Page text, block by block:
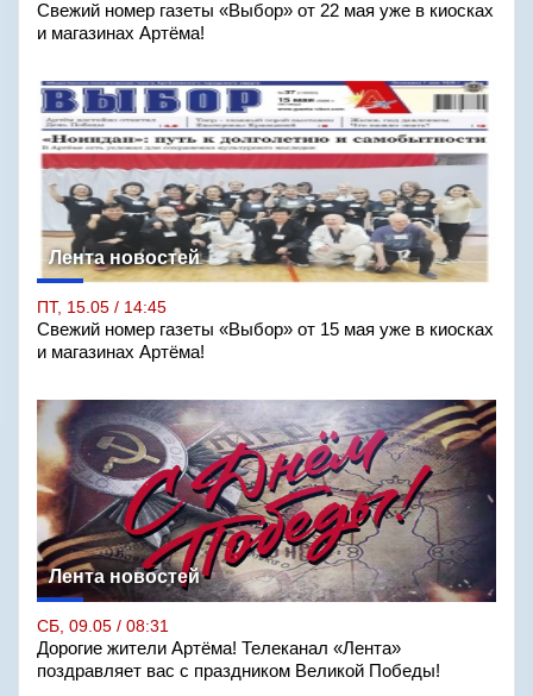
Свежий номер газеты «Выбор» от 22 мая уже в киосках
и магазинах Артёма!
Лента новостей
ПТ, 15.05 / 14:45
Свежий номер газеты «Выбор» от 15 мая уже в киосках
и магазинах Артёма!
Лента новостей
СБ, 09.05 / 08:31
Дорогие жители Артёма! Телеканал «Лента»
поздравляет вас с праздником Великой Победы!